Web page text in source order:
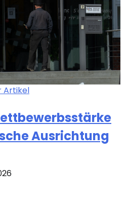
Artikel
Ausrichtung